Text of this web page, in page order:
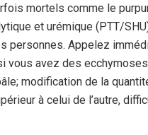
mortels comme le
et urémique (PTT/
personnes. Appelez
avez des
modification de la
à celui de l’autre,